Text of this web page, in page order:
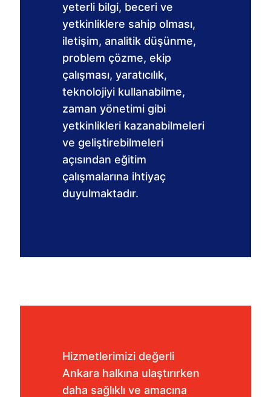
yeterli bilgi, beceri ve
yetkinliklere sahip olması,
iletişim, analitik düşünme,
problem çözme, ekip
çalışması, yaratıcılık,
teknolojiyi kullanabilme,
zaman yönetimi gibi
yetkinlikleri kazanabilmeleri
ve geliştirebilmeleri
açısından eğitim
çalışmalarına ihtiyaç
duyulmaktadır.
Hizmetlerimizi değerli
Ankara halkına ulaştırırken
daha sağlıklı ve amacına